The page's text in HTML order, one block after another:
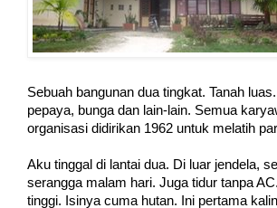
Sebuah bangunan dua tingkat. Tanah
pepaya, bunga dan lain-lain. Semua
organisasi didirikan 1962 untuk melatih
Aku tinggal di lantai dua. Di luar jendela,
serangga malam hari. Juga tidur tanpa
tinggi. Isinya cuma hutan. Ini pertama